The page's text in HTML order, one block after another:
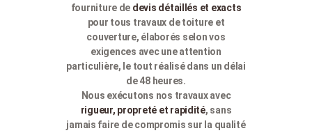
fourniture de devis détaillés et exacts
pour tous travaux de toiture et
couverture, élaborés selon vos
exigences avec une attention
particulière, le tout réalisé dans un délai
de 48 heures.
Nous exécutons nos travaux avec
rigueur, propreté et rapidité, sans
jamais faire de compromis sur la qualité